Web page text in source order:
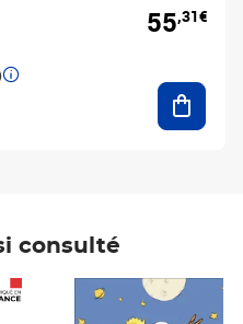
55,31€
consulté
Prix 7,50€